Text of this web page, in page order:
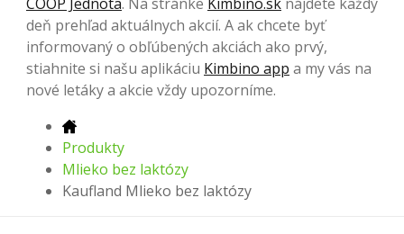
deň prehľad aktuálnych akcií. A ak chcete byť
informovaný o obľúbených akciách ako prvý,
stiahnite si našu aplikáciu Kimbino app a my vás na
nové letáky a akcie vždy upozorníme.
Produkty
Mlieko bez laktózy
Kaufland Mlieko bez laktózy